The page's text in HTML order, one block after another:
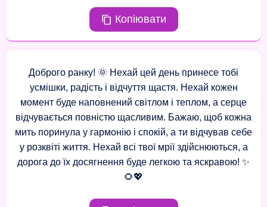
Копіювати
Доброго ранку! 🌞 Нехай цей день принесе тобі
усмішки, радість і відчуття щастя. Нехай кожен
момент буде наповнений світлом і теплом, а серце
відчувається повністю щасливим. Бажаю, щоб кожна
мить поринула у гармонію і спокій, а ти відчував себе
у розквіті життя. Нехай всі твої мрії здійснюються, а
дорога до їх досягнення буде легкою та яскравою! ✨
🌻💖